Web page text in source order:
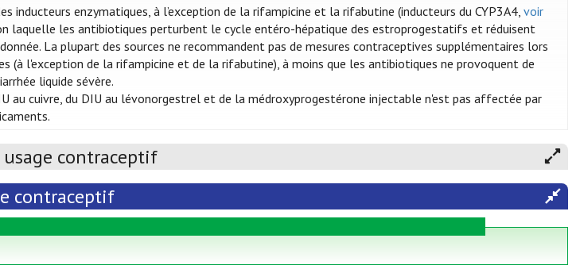
inducteurs enzymatiques, à l’exception de la rifampicine et la rifabutine (inducteurs du CYP3A4,voir
laquelle les antibiotiques perturbent le cycle entéro-hépatique des estroprogestatifs et réduisent
La plupart des sources ne recommandent pas de mesures contraceptives supplémentaires lors
(à l'exception de la rifampicine et de la rifabutine), à moins que les antibiotiques ne provoquent de
liquide sévère.
au cuivre, du DIU au lévonorgestrel et de la médroxyprogestérone injectable n'est pas affectée par
contraceptif
contraceptif